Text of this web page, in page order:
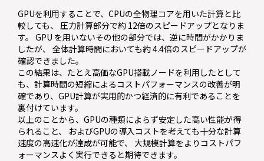
GPUを利用することで、CPUの全物理コアを用いた計算と比
較しても、 圧力計算部分で約 12倍のスピードアップとなりま
す。 GPU を用いないその他の部分では、逆に時間がかかりま
したが、 全体計算時間においても約 4.4倍のスピードアップが
確認できました。
この結果は、たとえ高価なGPU搭載ノードを利用したとして
も、計算時間の短縮によるコストパフォーマンスの改善が明
確であり、GPU計算が実用的かつ経済的に有利であることを
裏付けています。
以上のことから、GPUの種類によらず安定した高い性能が得
られること、 およびGPUの導入コストを考えても十分な計算
速度の高速化が達成が可能で、 大規模計算をよりコストパフ
ォーマンスよく実行できると期待できます。